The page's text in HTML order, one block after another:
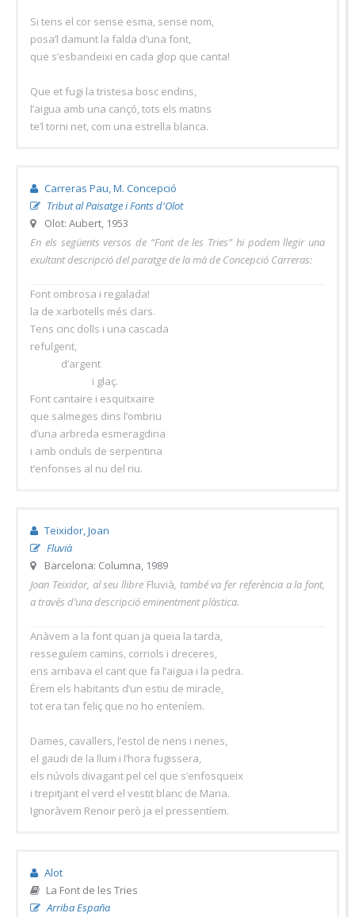
Si tens el cor sense esma, sense nom,
posa’l damunt la falda d’una font,
que s’esbandeixi en cada glop que canta!
Que et fugi la tristesa bosc endins,
l’aigua amb una cançó, tots els matins
te’l torni net, com una estrella blanca.
Carreras Pau, M. Concepció
Tribut al Paisatge i Fonts d'Olot
Olot: Aubert, 1953
En els següents versos de “Font de les Tries” hi podem llegir una
exultant descripció del paratge de la mà de Concepció Carreras:
Font ombrosa i regalada!
la de xarbotells més clars.
Tens cinc dolls i una cascada
refulgent,
d’argent
i glaç.
Font cantaire i esquitxaire
que salmeges dins l’ombriu
d’una arbreda esmeragdina
i amb onduls de serpentina
t’enfonses al nu del riu.
Teixidor, Joan
Fluvià
Barcelona: Columna, 1989
Joan Teixidor, al seu llibre Fluvià, també va fer referència a la font,
a través d’una descripció eminentment plàstica.
Anàvem a la font quan ja queia la tarda,
resseguíem camins, corriols i dreceres,
ens arribava el cant que fa l’aigua i la pedra.
Érem els habitants d’un estiu de miracle,
tot era tan feliç que no ho enteníem.
Dames, cavallers, l’estol de nens i nenes,
el gaudi de la llum i l’hora fugissera,
els núvols divagant pel cel que s’enfosqueix
i trepitjant el verd el vestit blanc de Maria.
Ignoràvem Renoir però ja el pressentíem.
Alot
La Font de les Tries
Arriba España